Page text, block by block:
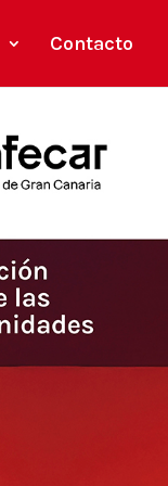
Contacto